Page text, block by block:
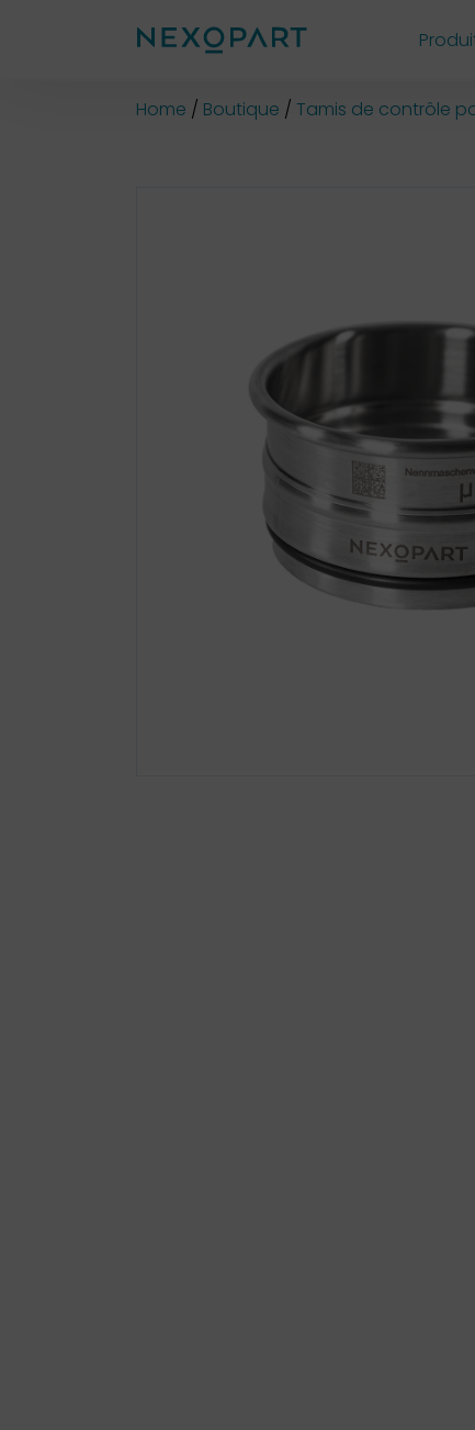
Home Boutique Tamis de contrôle